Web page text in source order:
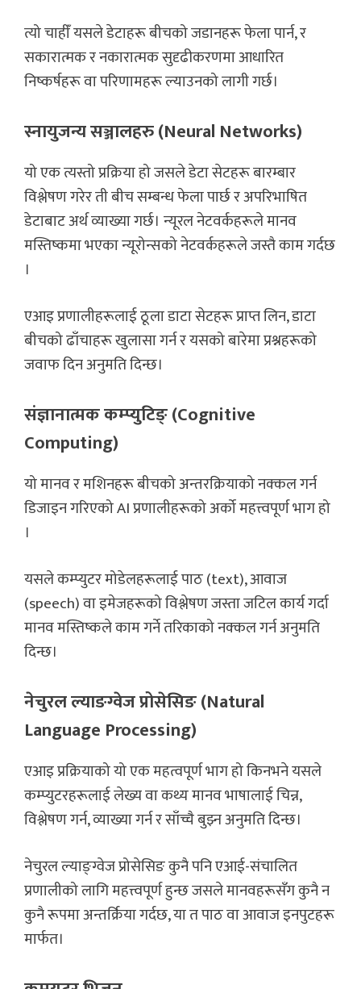
त्यो चाहीँ यसले डेटाहरू बीचको जडानहरू फेला पार्न, र
सकारात्मक र नकारात्मक सुदृढीकरणमा आधारित
निष्कर्षहरू वा परिणामहरू ल्याउनको लागी गर्छ।
स्नायुजन्य सञ्जालहरु (Neural Networks)
यो एक त्यस्तो प्रक्रिया हो जसले डेटा सेटहरू बारम्बार
विश्लेषण गरेर ती बीच सम्बन्ध फेला पार्छ र अपरिभाषित
डेटाबाट अर्थ व्याख्या गर्छ। न्यूरल नेटवर्कहरूले मानव
मस्तिष्कमा भएका न्यूरोन्सको नेटवर्कहरूले जस्तै काम गर्दछ
।
एआइ प्रणालीहरूलाई ठूला डाटा सेटहरू प्राप्त लिन, डाटा
बीचको ढाँचाहरू खुलासा गर्न र यसको बारेमा प्रश्नहरूको
जवाफ दिन अनुमति दिन्छ।
संज्ञानात्मक कम्प्युटिङ् (Cognitive
Computing)
यो मानव र मशिनहरू बीचको अन्तरक्रियाको नक्कल गर्न
डिजाइन गरिएको AI प्रणालीहरूको अर्को महत्त्वपूर्ण भाग हो
।
यसले कम्प्युटर मोडेलहरूलाई पाठ (text), आवाज
(speech) वा इमेजहरूको विश्लेषण जस्ता जटिल कार्य गर्दा
मानव मस्तिष्कले काम गर्ने तरिकाको नक्कल गर्न अनुमति
दिन्छ।
नेचुरल ल्याङग्वेज प्रोसेसिङ (Natural
Language Processing)
एआइ प्रक्रियाको यो एक महत्वपूर्ण भाग हो किनभने यसले
कम्प्युटरहरूलाई लेख्य वा कथ्य मानव भाषालाई चिन्न,
विश्लेषण गर्न, व्याख्या गर्न र साँच्चै बुझ्न अनुमति दिन्छ।
नेचुरल ल्याङ्ग्वेज प्रोसेसिङ कुनै पनि एआई-संचालित
प्रणालीको लागि महत्त्वपूर्ण हुन्छ जसले मानवहरूसँग कुनै न
कुनै रूपमा अन्तर्क्रिया गर्दछ, या त पाठ वा आवाज इनपुटहरू
मार्फत।